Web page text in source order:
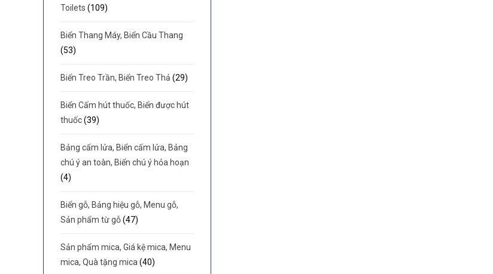
Toilets (109)
Biển Thang Máy, Biển Cầu Thang
(53)
Biển Treo Trần, Biển Treo Thả (29)
Biển Cấm hút thuốc, Biển được hút
thuốc(39)
Bảng cấm lửa, Biển cấm lửa, Bảng
chú ý an toàn, Biển chú ý hỏa hoạn
(4)
Biển gỗ, Bảng hiệu gỗ, Menu gỗ,
Sản phẩm từ gỗ(47)
Sản phẩm mica, Giá kệ mica, Menu
mica, Quà tặng mica(40)